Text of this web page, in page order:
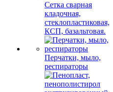
Сетка сварная
кладочная,
стеклопластиковая,
КСП, базальтовая.
Перчатки, мыло,
респираторы